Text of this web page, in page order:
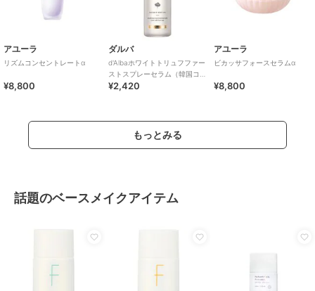
アユーラ
リズムコンセントレートα
¥8,800
ダルバ
d'Albaホワイトトリュフファー
ストスプレーセラム（韓国コ
スメ）
¥2,420
アユーラ
ビカッサフォースセラムα
¥8,800
もっとみる
話題のベースメイクアイテム